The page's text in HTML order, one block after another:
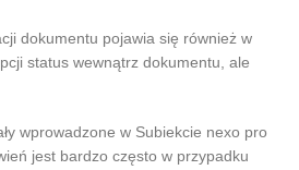
dokumentu pojawia się również w
status wewnątrz dokumentu, ale
wprowadzone w Subiekcie nexo pro
jest bardzo często w przypadku